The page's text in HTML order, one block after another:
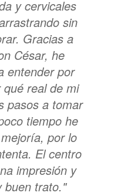
y cervicales
sin
Gracias a
César, he
entender por
real de mi
pasos a tomar
tiempo he
por lo
El centro
impresión y
buen trato."